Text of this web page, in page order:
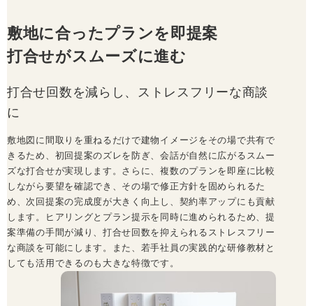
敷地に合ったプランを即提案
打合せがスムーズに進む
打合せ回数を減らし、ストレスフリーな商談
に
敷地図に間取りを重ねるだけで建物イメージをその場で共有で
きるため、初回提案のズレを防ぎ、会話が自然に広がるスムー
ズな打合せが実現します。さらに、複数のプランを即座に比較
しながら要望を確認でき、その場で修正方針を固められるた
め、次回提案の完成度が大きく向上し、契約率アップにも貢献
します。ヒアリングとプラン提示を同時に進められるため、提
案準備の手間が減り、打合せ回数を抑えられるストレスフリー
な商談を可能にします。また、若手社員の実践的な研修教材と
しても活用できるのも大きな特徴です。